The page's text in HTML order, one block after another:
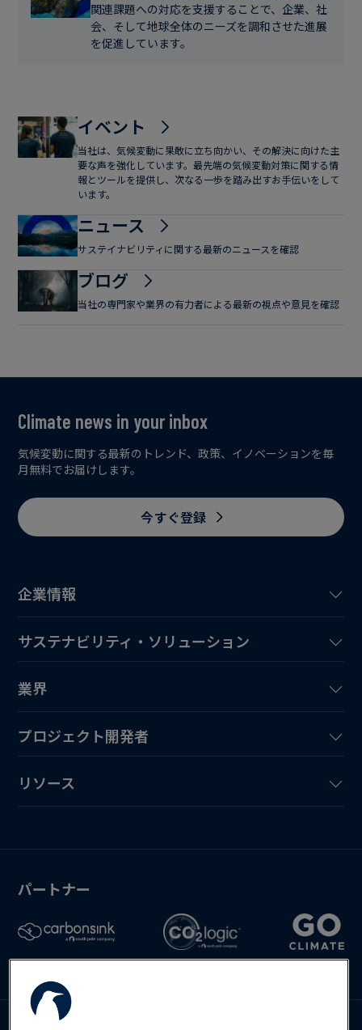
ナ
ン
関連課題への対応を支援することで、企業、社
会、そして地球全体のニーズを調和させた進展
を促進しています。
イベント
当社は、気候変動に果敢に立ち向かい、その解決に向けた主
要な声を強化しています。最先端の気候変動対策に関する情
報とツールを提供し、次なる一歩を踏み出すお手伝いをして
います。
ニュース
サステイナビリティに関する最新のニュースを確認
ブログ
当社の専門家や業界の有力者による最新の視点や意見を確認
企業情報
サステナビリティ・ソリューション
業界
プロジェクト開発者
リソース
Climate news in your inbox
気候変動に関する最新のトレンド、政策、イノベーションを毎
月無料でお届けします。
今すぐ登録
パートナー